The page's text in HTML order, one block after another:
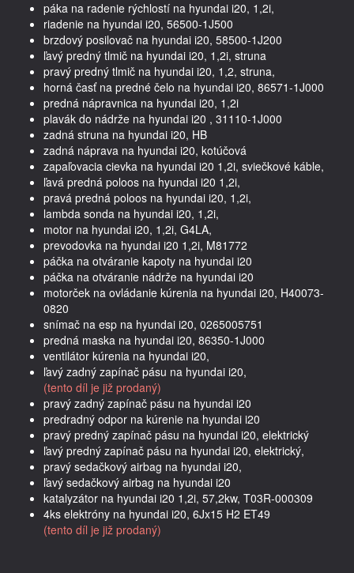
páka na radenie rýchlostí na hyundai i20, 1,2i,
riadenie na hyundai i20, 56500-1J500
brzdový posilovač na hyundai i20, 58500-1J200
ľavý predný tlmič na hyundai i20, 1,2i, struna
pravý predný tlmič na hyundai i20, 1,2, struna,
horná časť na predné čelo na hyundai i20, 86571-1J000
predná nápravnica na hyundai i20, 1,2i
plavák do nádrže na hyundai i20 , 31110-1J000
zadná struna na hyundai i20, HB
zadná náprava na hyundai i20, kotúčová
zapaľovacia cievka na hyundai i20 1,2i, sviečkové káble,
ľavá predná poloos na hyundai i20 1,2i,
pravá predná poloos na hyundai i20, 1,2i,
lambda sonda na hyundai i20, 1,2i,
motor na hyundai i20, 1,2i, G4LA,
prevodovka na hyundai i20 1,2i, M81772
páčka na otváranie kapoty na hyundai i20
páčka na otváranie nádrže na hyundai i20
motorček na ovládanie kúrenia na hyundai i20, H40073-
0820
snímač na esp na hyundai i20, 0265005751
predná maska na hyundai i20, 86350-1J000
ventilátor kúrenia na hyundai i20,
ľavý zadný zapínač pásu na hyundai i20,
(tento díl je již prodaný)
pravý zadný zapínač pásu na hyundai i20
predradný odpor na kúrenie na hyundai i20
pravý predný zapínač pásu na hyundai i20, elektrický
ľavý predný zapínač pásu na hyundai i20, elektrický,
pravý sedačkový airbag na hyundai i20,
ľavý sedačkový airbag na hyundai i20
katalyzátor na hyundai i20 1,2i, 57,2kw, T03R-000309
4ks elektróny na hyundai i20, 6Jx15 H2 ET49
(tento díl je již prodaný)